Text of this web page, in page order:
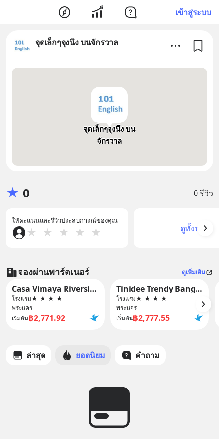
เข้าสู่ระบบ
จุดเล็กๆจุงนึง บนจักรวาล
จุดเล็กๆจุงนึง บน
จักรวาล
★ 0 0 รีวิว
ให้คะแนนและรีวิวประสบการณ์ของคุณ
★ ★ ★ ★ ★ ดูทั้งหมด
จองผ่านพาร์ตเนอร์ ดูเพิ่มเติม
Casa Vimaya Riverside
โรงแรม★ ★ ★ ★
พระนคร
เริ่มต้น฿2,771.92
Tinidee Trendy Bangkok Khaosan
โรงแรม★ ★ ★ ★
พระนคร
เริ่มต้น฿2,777.55
ล่าสุด ยอดนิยม คำถาม